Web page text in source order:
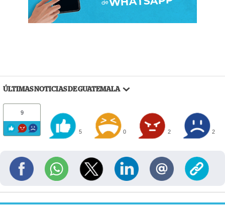
ÚLTIMAS NOTICIAS DE GUATEMALA
9
5 0 2 2